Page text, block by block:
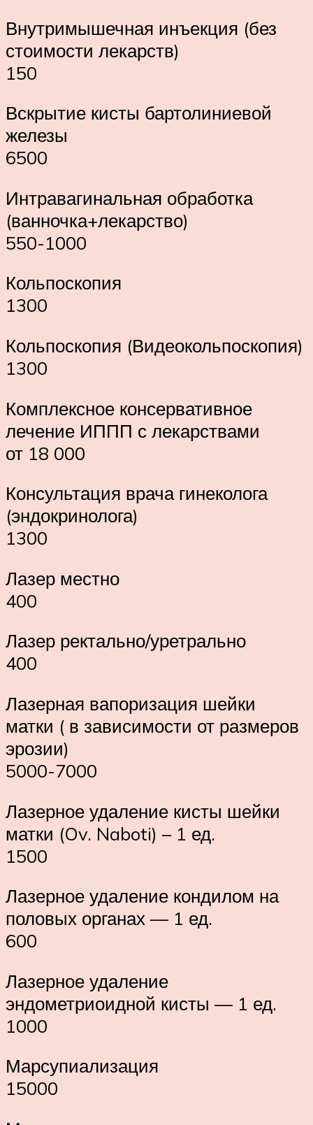
Внутримышечная инъекция (без
стоимости лекарств)
150
Вскрытие кисты бартолиниевой
железы
6500
Интравагинальная обработка
(ванночка+лекарство)
550-1000
Кольпоскопия
1300
Кольпоскопия (Видеокольпоскопия)
1300
Комплексное консервативное
лечение ИППП с лекарствами
от 18 000
Консультация врача гинеколога
(эндокринолога)
1300
Лазер местно
400
Лазер ректально/уретрально
400
Лазерная вапоризация шейки
матки ( в зависимости от размеров
эрозии)
5000-7000
Лазерное удаление кисты шейки
матки (Ov. Naboti) – 1 ед.
1500
Лазерное удаление кондилом на
половых органах — 1 ед.
600
Лазерное удаление
эндометриоидной кисты — 1 ед.
1000
Марсупиализация
15000